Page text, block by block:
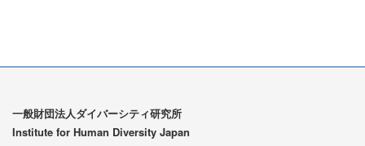
一般財団法人ダイバーシティ研究所
Institute for Human Diversity Japan